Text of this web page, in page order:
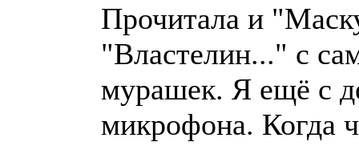
Прочитала и
"Властелин..." с
мурашек. Я ещё с
микрофона. Когда